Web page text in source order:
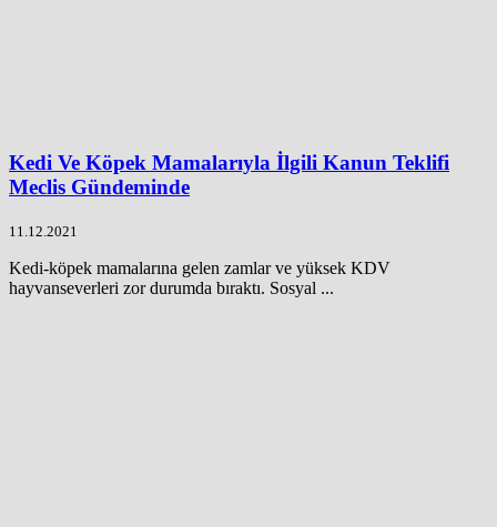
Kedi Ve Köpek Mamalarıyla İlgili Kanun Teklifi
Meclis Gündeminde
11.12.2021
Kedi-köpek mamalarına gelen zamlar ve yüksek KDV
hayvanseverleri zor durumda bıraktı. Sosyal ...